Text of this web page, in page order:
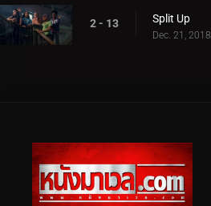
2 - 13 Split Up
Dec. 21, 2018